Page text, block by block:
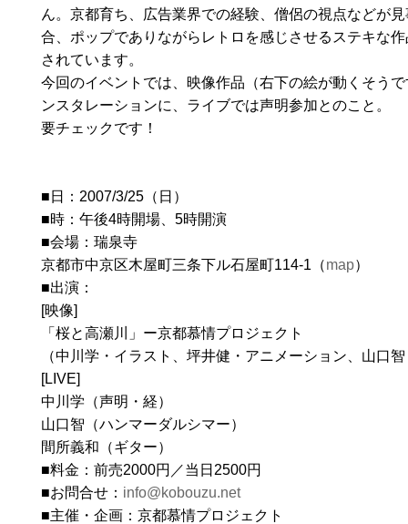
ん。京都育ち、広告業界での経験、僧侶の視点などが
合、ポップでありながらレトロを感じさせるステキな
されています。
今回のイベントでは、映像作品（右下の絵が動くそう
ンスタレーションに、ライブでは声明参加とのこと。
要チェックです！
■日：2007/3/25（日）
■時：午後4時開場、5時開演
■会場：瑞泉寺
京都市中京区木屋町三条下ル石屋町114-1（map）
■出演：
[映像]
「桜と高瀬川」ー京都慕情プロジェクト
（中川学・イラスト、坪井健・アニメーション、山口
[LIVE]
中川学（声明・経）
山口智（ハンマーダルシマー）
間所義和（ギター）
■料金：前売2000円／当日2500円
■お問合せ： info@kobouzu.net
■主催・企画：京都慕情プロジェクト